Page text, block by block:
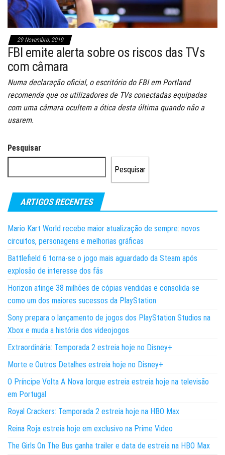
29 Novembro, 2019
FBI emite alerta sobre os riscos das TVs
com câmara
Numa declaração oficial, o escritório do FBI em Portland
recomenda que os utilizadores de TVs conectadas equipadas
com uma câmara ocultem a ótica desta última quando não a
usarem.
Pesquisar
Pesquisar
ARTIGOS RECENTES
Mario Kart World recebe maior atualização de sempre: novos
circuitos, personagens e melhorias gráficas
Battlefield 6 torna-se o jogo mais aguardado da Steam após
explosão de interesse dos fãs
Horizon atinge 38 milhões de cópias vendidas e consolida-se
como um dos maiores sucessos da PlayStation
Sony prepara o lançamento de jogos dos PlayStation Studios na
Xbox e muda a história dos videojogos
Extraordinária: Temporada 2 estreia hoje no Disney+
Morte e Outros Detalhes estreia hoje no Disney+
O Príncipe Volta A Nova Iorque estreia estreia hoje na televisão
em Portugal
Royal Crackers: Temporada 2 estreia hoje na HBO Max
Reina Roja estreia hoje em exclusivo na Prime Video
The Girls On The Bus ganha trailer e data de estreia na HBO Max